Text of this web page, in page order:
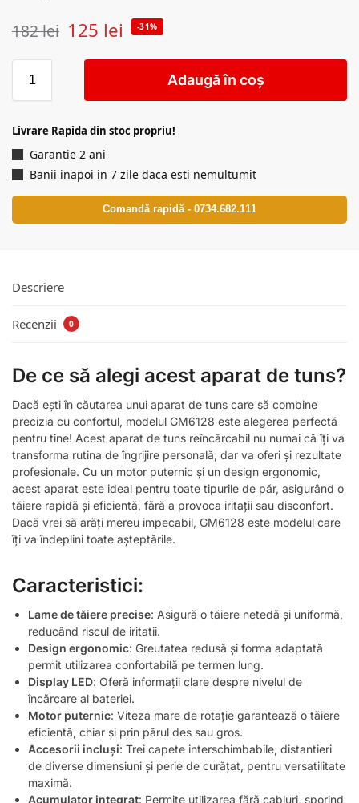
182lei 125 lei -31%
Adaugă în coș
Livrare Rapida din stoc propriu!
Garantie 2 ani
Banii inapoi in 7 zile daca esti nemultumit
Comandă rapidă - 0734.682.111
Descriere
Recenzii 0
De ce să alegi acest aparat de tuns?
Dacă ești în căutarea unui aparat de tuns care să combine
precizia cu confortul, modelul GM6128 este alegerea perfectă
pentru tine! Acest aparat de tuns reîncărcabil nu numai că îți va
transforma rutina de îngrijire personală, dar va oferi și rezultate
profesionale. Cu un motor puternic și un design ergonomic,
acest aparat este ideal pentru toate tipurile de păr, asigurând o
tăiere rapidă și eficientă, fără a provoca iritații sau disconfort.
Dacă vrei să arăți mereu impecabil, GM6128 este modelul care
îți va îndeplini toate așteptările.
Caracteristici:
Lame de tăiere precise: Asigură o tăiere netedă și uniformă,
reducând riscul de iritatii.
Design ergonomic: Greutatea redusă și forma adaptată
permit utilizarea confortabilă pe termen lung.
Display LED: Oferă informații clare despre nivelul de
încărcare al bateriei.
Motor puternic: Viteza mare de rotație garantează o tăiere
eficientă, chiar și prin părul des sau gros.
Accesorii incluși: Trei capete interschimbabile, distantieri
de diverse dimensiuni și perie de curățat, pentru versatilitate
maximă.
Acumulator integrat: Permite utilizarea fără cabluri, sporind